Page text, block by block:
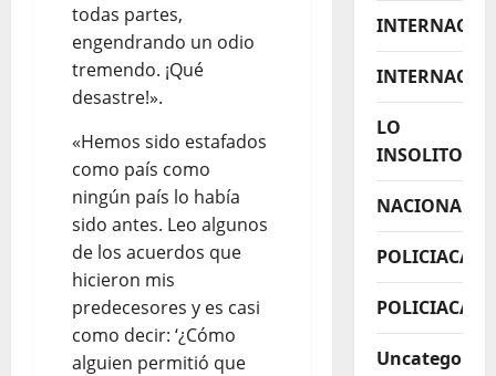
todas partes,
engendrando un odio
tremendo. ¡Qué
desastre!».
«Hemos sido estafados
como país como
ningún país lo había
sido antes. Leo algunos
de los acuerdos que
hicieron mis
predecesores y es casi
como decir: ‘¿Cómo
alguien permitió que
LO
INSOLITO
NACIONAL
POLICIACA
POLICIACAS